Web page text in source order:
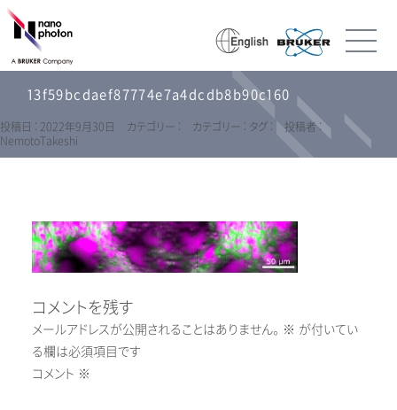
13f59bcdaef87774e7a4dcdb8b90c160
投稿日 : 2022年9月30日 カテゴリー : カテゴリー : タグ :
投稿者 :
NemotoTakeshi
コメントを残す
メールアドレスが公開されることはありません。 ※ が付いてい
る欄は必須項目です
コメント ※